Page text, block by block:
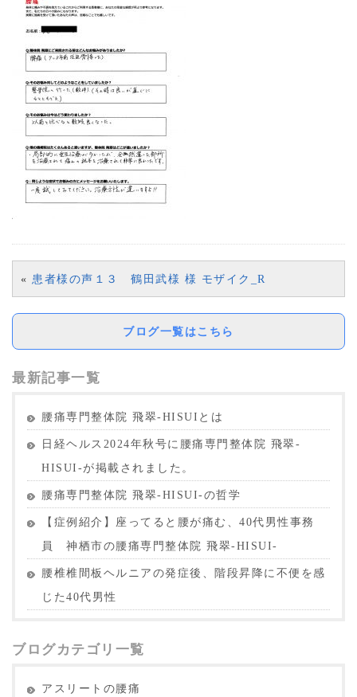
« 患者様の声１３ 鶴田武様 様 モザイク_R
ブログ一覧はこちら
最新記事一覧
腰痛専門整体院 飛翠-HISUIとは
日経ヘルス2024年秋号に腰痛専門整体院 飛翠-
HISUI-が掲載されました。
腰痛専門整体院 飛翠-HISUI-の哲学
【症例紹介】座ってると腰が痛む、40代男性事務
員 神栖市の腰痛専門整体院 飛翠-HISUI-
腰椎椎間板ヘルニアの発症後、階段昇降に不便を感
じた40代男性
ブログカテゴリ一覧
アスリートの腰痛